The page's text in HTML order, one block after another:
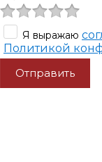
Я выражаю
Политикой